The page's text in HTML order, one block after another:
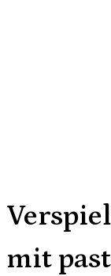
mit